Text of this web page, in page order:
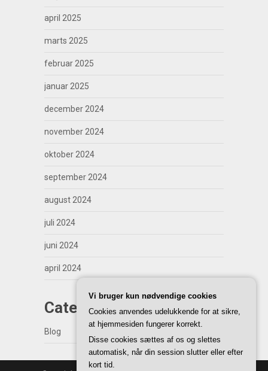
april 2025
marts 2025
februar 2025
januar 2025
december 2024
november 2024
oktober 2024
september 2024
august 2024
juli 2024
juni 2024
april 2024
Categories
Blog
Vi bruger kun nødvendige cookies
Cookies anvendes udelukkende for at sikre,
at hjemmesiden fungerer korrekt.
Disse cookies sættes af os og slettes
automatisk, når din session slutter eller efter
kort tid.